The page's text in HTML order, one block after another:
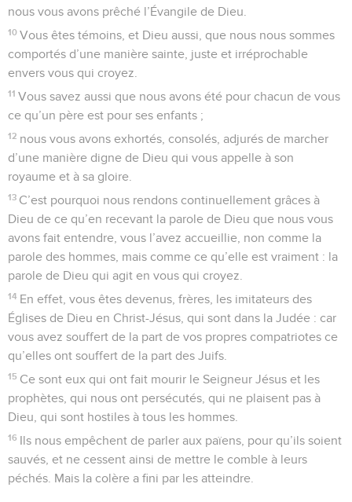
nous vous avons prêché l’Évangile de Dieu.
10 Vous êtes témoins, et Dieu aussi, que nous nous sommes
comportés d’une manière sainte, juste et irréprochable
envers vous qui croyez.
11 Vous savez aussi que nous avons été pour chacun de vous
ce qu’un père est pour ses enfants ;
12 nous vous avons exhortés, consolés, adjurés de marcher
d’une manière digne de Dieu qui vous appelle à son
royaume et à sa gloire.
13 C’est pourquoi nous rendons continuellement grâces à
Dieu de ce qu’en recevant la parole de Dieu que nous vous
avons fait entendre, vous l’avez accueillie, non comme la
parole des hommes, mais comme ce qu’elle est vraiment : la
parole de Dieu qui agit en vous qui croyez.
14 En effet, vous êtes devenus, frères, les imitateurs des
Églises de Dieu en Christ-Jésus, qui sont dans la Judée : car
vous avez souffert de la part de vos propres compatriotes ce
qu’elles ont souffert de la part des Juifs.
15 Ce sont eux qui ont fait mourir le Seigneur Jésus et les
prophètes, qui nous ont persécutés, qui ne plaisent pas à
Dieu, qui sont hostiles à tous les hommes.
16 Ils nous empêchent de parler aux païens, pour qu’ils soient
sauvés, et ne cessent ainsi de mettre le comble à leurs
péchés. Mais la colère a fini par les atteindre.